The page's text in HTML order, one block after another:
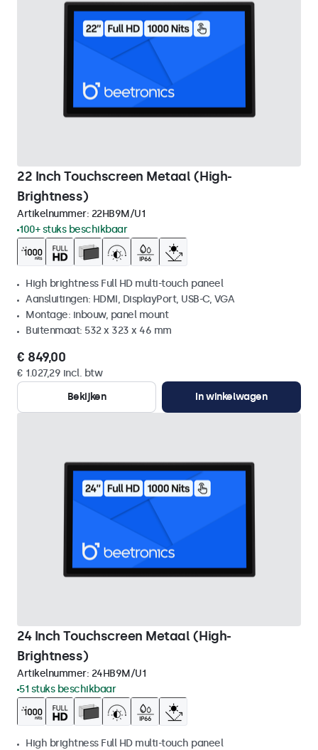
22 Inch Touchscreen Metaal (High-
Brightness)
Artikelnummer: 22HB9M/U1
100+ stuks beschikbaar
High brightness Full HD multi-touch paneel
Aansluitingen: HDMI, DisplayPort, USB-C, VGA
Montage: inbouw, panel mount
Buitenmaat: 532 x 323 x 46 mm
€ 849,00
€ 1.027,29 incl. btw
Bekijken
In winkelwagen
24 Inch Touchscreen Metaal (High-
Brightness)
Artikelnummer: 24HB9M/U1
51 stuks beschikbaar
High brightness Full HD multi-touch paneel